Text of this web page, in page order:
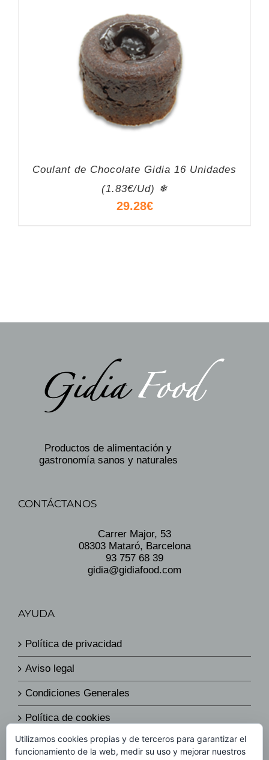
Coulant de Chocolate Gidia 16 Unidades
(1.83€/Ud) ❄
29.28€
Productos de alimentación y
gastronomía sanos y naturales
CONTÁCTANOS
Carrer Major, 53
08303 Mataró, Barcelona
93 757 68 39
gidia@gidiafood.com
AYUDA
Política de privacidad
Aviso legal
Condiciones Generales
Política de cookies
Política de envíos y devoluciones
Utilizamos cookies propias y de terceros para garantizar el
funcionamiento de la web, medir su uso y mejorar nuestros